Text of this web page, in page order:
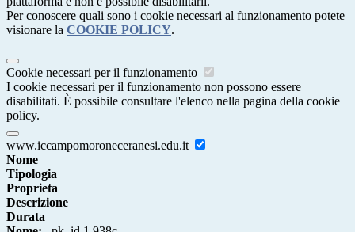
Per conoscere quali sono i cookie necessari al funzionamento potete
visionare la COOKIE POLICY.
Cookie necessari per il funzionamento
I cookie necessari per il funzionamento non possono essere
disabilitati. È possibile consultare l'elenco nella pagina della cookie
policy.
www.iccampomoroneceranesi.edu.it
Nome
Tipologia
Proprieta
Descrizione
Durata